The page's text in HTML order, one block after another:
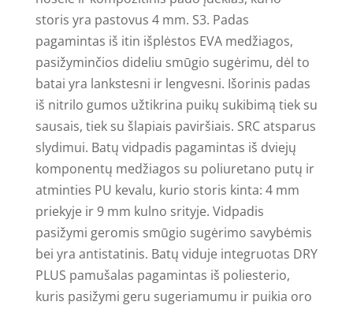
storis yra pastovus 4 mm. S3. Padas
pagamintas iš itin išplėstos EVA medžiagos,
pasižyminčios dideliu smūgio sugėrimu, dėl to
batai yra lankstesni ir lengvesni. Išorinis padas
iš nitrilo gumos užtikrina puikų sukibimą tiek su
sausais, tiek su šlapiais paviršiais. SRC atsparus
slydimui. Batų vidpadis pagamintas iš dviejų
komponentų medžiagos su poliuretano putų ir
atminties PU kevalu, kurio storis kinta: 4 mm
priekyje ir 9 mm kulno srityje. Vidpadis
pasižymi geromis smūgio sugėrimo savybėmis
bei yra antistatinis. Batų viduje integruotas DRY
PLUS pamušalas pagamintas iš poliesterio,
kuris pasižymi geru sugeriamumu ir puikia oro